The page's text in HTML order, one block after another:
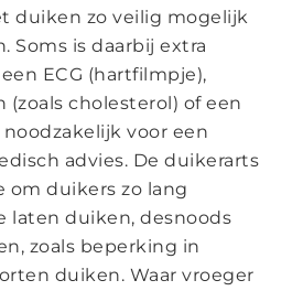
duiken zo veilig mogelijk
Soms is daarbij extra
ECG (hartfilmpje),
cholesterol) of een
noodzakelijk voor een
advies. De duikerarts
duikers zo lang
laten duiken, desnoods
zoals beperking in
duiken. Waar vroeger